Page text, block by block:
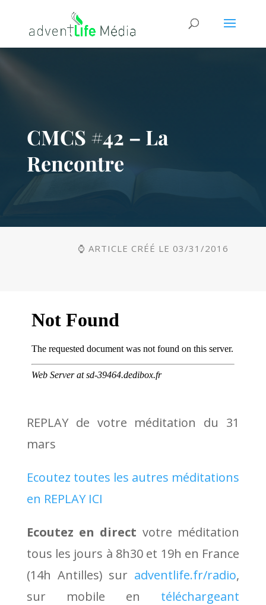
CMCS #42 – La
Rencontre
⌚ ARTICLE CRÉÉ LE 03/31/2016
REPLAY de votre méditation du 31
mars
Ecoutez toutes les autres méditations
en REPLAY ICI
Ecoutez en direct votre méditation
tous les jours à 8h30 et 19h en France
(14h Antilles) sur adventlife.fr/radio,
sur mobile en téléchargeant